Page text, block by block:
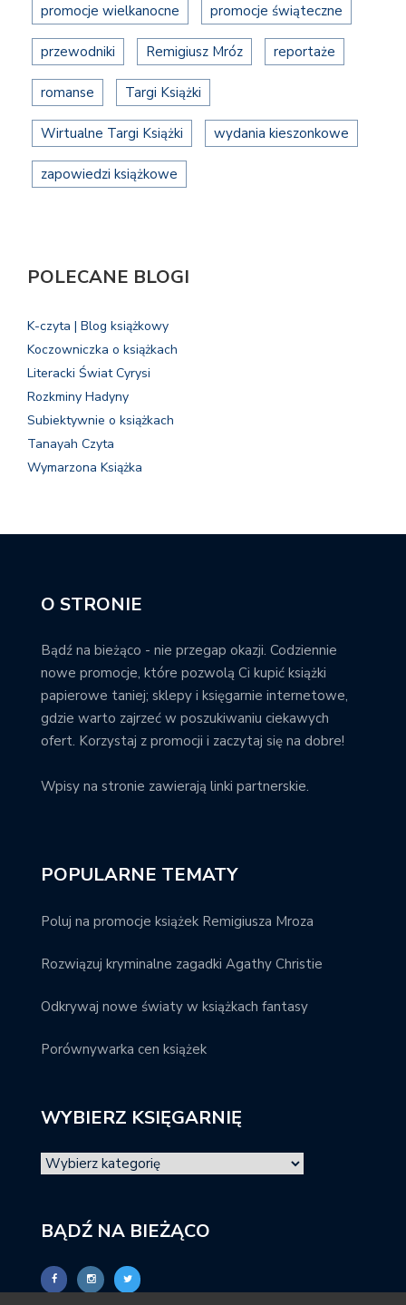
promocje wielkanocne promocje świąteczne
przewodniki Remigiusz Mróz reportaże
romanse Targi Książki
Wirtualne Targi Książki wydania kieszonkowe
zapowiedzi książkowe
POLECANE BLOGI
K-czyta | Blog książkowy
Koczowniczka o książkach
Literacki Świat Cyrysi
Rozkminy Hadyny
Subiektywnie o książkach
Tanayah Czyta
Wymarzona Książka
O STRONIE
Bądź na bieżąco - nie przegap okazji. Codziennie
nowe promocje, które pozwolą Ci kupić książki
papierowe taniej; sklepy i księgarnie internetowe,
gdzie warto zajrzeć w poszukiwaniu ciekawych
ofert. Korzystaj z promocji i zaczytaj się na dobre!
Wpisy na stronie zawierają linki partnerskie.
POPULARNE TEMATY
Poluj na promocje książek Remigiusza Mroza
Rozwiązuj kryminalne zagadki Agathy Christie
Odkrywaj nowe światy w książkach fantasy
Porównywarka cen książek
WYBIERZ KSIĘGARNIĘ
BĄDŹ NA BIEŻĄCO